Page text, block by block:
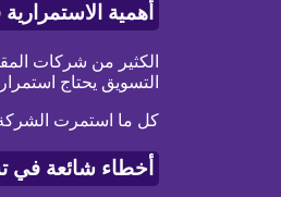
أهمية
الكثير من شركات
التسويق يحتاج
كل ما استمرت الشركة
أخطاء شائعة في